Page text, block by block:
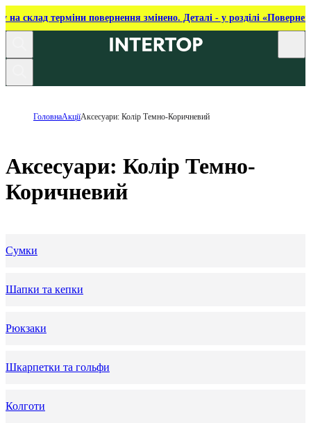
на склад терміни повернення змінено. Деталі - у розділі
ГоловнаАкціїАксесуари: Колір Темно-Коричневий
Аксесуари: Колір Темно-
Коричневий
Сумки
Шапки та кепки
Рюкзаки
Шкарпетки та гольфи
Колготи